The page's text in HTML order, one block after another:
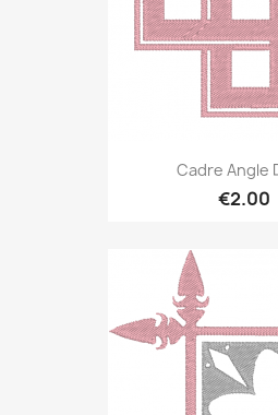
Cadre Angle
€2.00